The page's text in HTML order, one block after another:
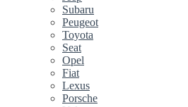
Subaru
Peugeot
Toyota
Seat
Opel
Fiat
Lexus
Porsche